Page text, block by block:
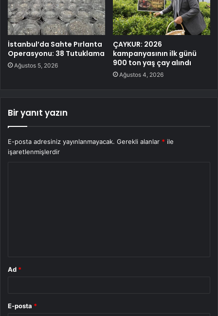
İstanbul’da Sahte Pırlanta
Operasyonu: 38 Tutuklama
Ağustos 5, 2026
ÇAYKUR: 2026
kampanyasının ilk günü
900 ton yaş çay alındı
Ağustos 4, 2026
Bir yanıt yazın
E-posta adresiniz yayınlanmayacak. Gerekli alanlar * ile
işaretlenmişlerdir
Ad *
E-posta *